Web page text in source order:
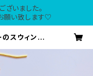
ざいました。
願い致します♡
スウィング